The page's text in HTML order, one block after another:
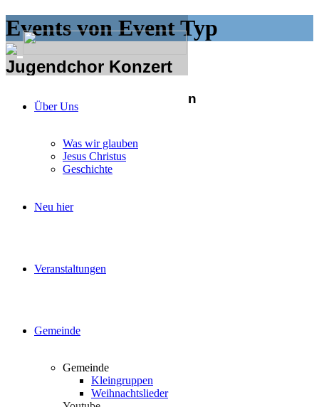
Über Uns
Was wir glauben
Jesus Christus
Geschichte
Neu hier
Veranstaltungen
Gemeinde
Gemeinde
Kleingruppen
Weihnachtslieder
Events von Event Typ
Jugendchor Konzert
Anstehende Veranstaltungen
No Events
Datenschutz
Die Gute Nachricht
Events
Fotos